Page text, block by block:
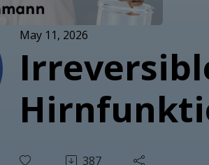
May 11, 2026
387